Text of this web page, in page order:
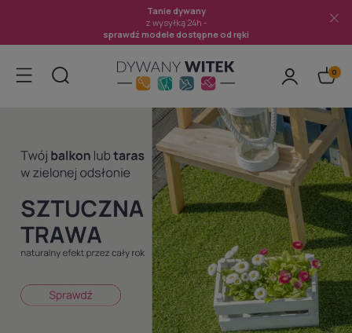
Tanie dywany
z wysyłką 24h -
sprawdź modele dostępne od ręki